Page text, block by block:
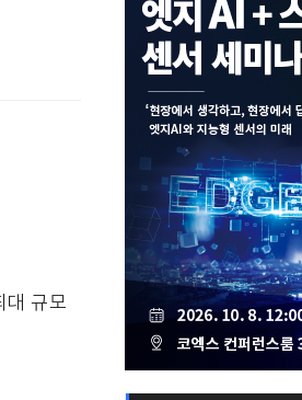
대 규모